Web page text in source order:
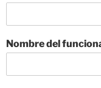
Nombre del